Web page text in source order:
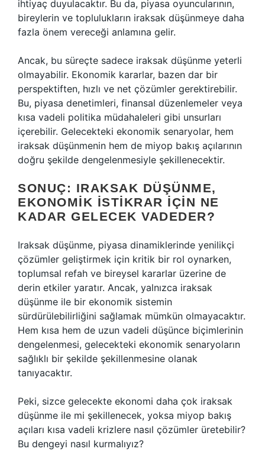
ihtiyaç duyulacaktır. Bu da, piyasa oyuncularının,
bireylerin ve toplulukların iraksak düşünmeye daha
fazla önem vereceği anlamına gelir.
Ancak, bu süreçte sadece iraksak düşünme yeterli
olmayabilir. Ekonomik kararlar, bazen dar bir
perspektiften, hızlı ve net çözümler gerektirebilir.
Bu, piyasa denetimleri, finansal düzenlemeler veya
kısa vadeli politika müdahaleleri gibi unsurları
içerebilir. Gelecekteki ekonomik senaryolar, hem
iraksak düşünmenin hem de miyop bakış açılarının
doğru şekilde dengelenmesiyle şekillenecektir.
SONUÇ: IRAKSAK DÜŞÜNME,
EKONOMIK İSTIKRAR İÇIN NE
KADAR GELECEK VADEDER?
Iraksak düşünme, piyasa dinamiklerinde yenilikçi
çözümler geliştirmek için kritik bir rol oynarken,
toplumsal refah ve bireysel kararlar üzerine de
derin etkiler yaratır. Ancak, yalnızca iraksak
düşünme ile bir ekonomik sistemin
sürdürülebilirliğini sağlamak mümkün olmayacaktır.
Hem kısa hem de uzun vadeli düşünce biçimlerinin
dengelenmesi, gelecekteki ekonomik senaryoların
sağlıklı bir şekilde şekillenmesine olanak
tanıyacaktır.
Peki, sizce gelecekte ekonomi daha çok iraksak
düşünme ile mi şekillenecek, yoksa miyop bakış
açıları kısa vadeli krizlere nasıl çözümler üretebilir?
Bu dengeyi nasıl kurmalıyız?